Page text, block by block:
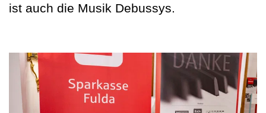
ist auch die Musik Debussys.